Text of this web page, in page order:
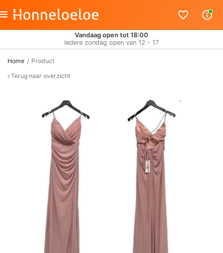
Vandaag open tot 18:00
Iedere zondag open van 12 - 17
Home
Product
Terug naar overzicht